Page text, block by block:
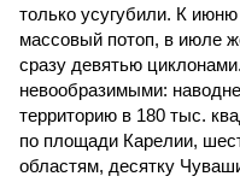
только усугубили. К
массовый потоп, в июле
сразу девятью
невообразимыми:
территорию в 180 тыс.
по площади Карелии,
областям, десятку